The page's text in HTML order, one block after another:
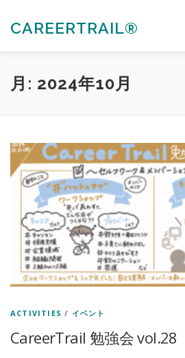
CAREERTRAIL®
私たちについて キャリアコンサ
会員ぺージ ACTIVITIES
月: 2024年10月
ACTIVITIES / イベント
CareerTrail 勉強会 vol.28